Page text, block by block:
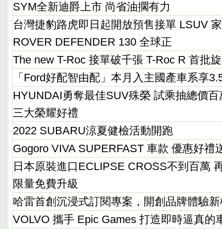
SYM全新迪爵上市 尚省油擱有力
台灣捷豹路虎即日起開放預售接單 LSUV
ROVER DEFENDER 130 全球正
The new T-Roc 接單破千張 T-Roc R 首批
「Ford好配智由配」本月入主國產車系享
HYUNDAI勇奪最佳SUV殊榮 試乘抽總價
三大榮耀好禮
2022 SUBARU涼夏健檢活動開跑
Gogoro VIVA SUPERFAST 車款 優惠好禮
日本原裝進口ECLIPSE CROSS不到百萬
限量免費升級
哈雷首創沉浸式訂閱專案，開創品牌體驗
VOLVO 攜手 Epic Games 打造即時逼真的